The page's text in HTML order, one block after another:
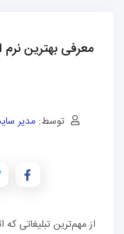
معرفی بهترین نرم
توسط: مدیر
از مهم‌ترین تبلیغاتی